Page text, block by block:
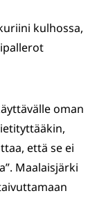
kulhossa,
oman
että se ei
Maalaisjärki